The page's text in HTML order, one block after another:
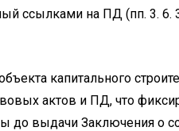
ссылками на ПД (пп. 3. 6.
капитального
актов и ПД, что
до выдачи Заключения о